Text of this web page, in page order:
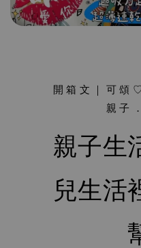
開箱文｜可頌
親子
親子生
兒生活